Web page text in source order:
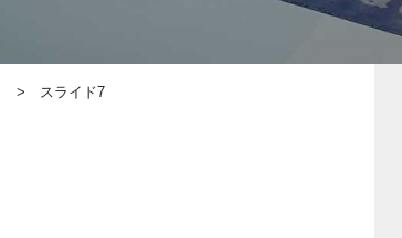
> スライド7